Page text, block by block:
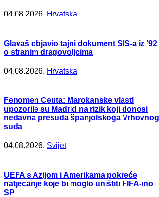
04.08.2026. Hrvatska
Glavaš objavio tajni dokument SIS-a iz ’92
o stranim dragovoljcima
04.08.2026. Hrvatska
Fenomen Ceuta: Marokanske vlasti
upozorile su Madrid na rizik koji donosi
nedavna presuda španjolskoga Vrhovnog
suda
04.08.2026. Svijet
UEFA s Azijom i Amerikama pokreće
natjecanje koje bi moglo uništiti FIFA-ino
SP